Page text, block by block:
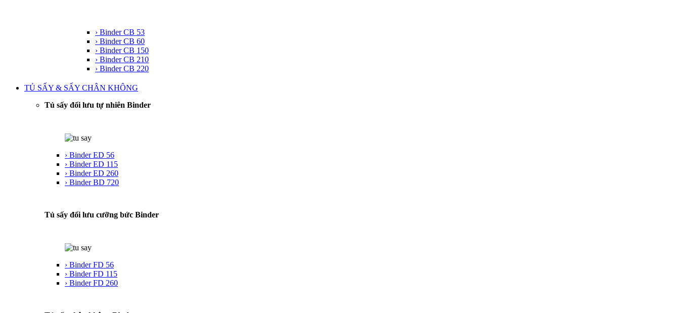
› Binder CB 53
› Binder CB 60
› Binder CB 150
› Binder CB 210
› Binder CB 220
TỦ SẤY & SẤY CHÂN KHÔNG
Tủ sấy đối lưu tự nhiên Binder
› Binder ED 56
› Binder ED 115
› Binder ED 260
› Binder BD 720
Tủ sấy đối lưu cưỡng bức Binder
› Binder FD 56
› Binder FD 115
› Binder FD 260